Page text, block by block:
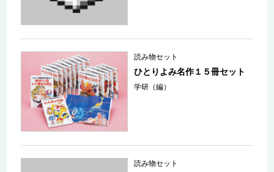
読み物セット
ひとりよみ名作１５冊セット
学研（編）
読み物セット